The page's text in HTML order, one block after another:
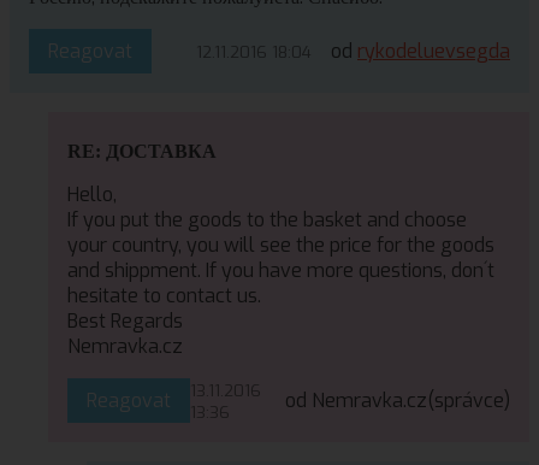
Reagovat 12.11.2016 18:04 od rykodeluevsegda
RE: ДОСТАВКА
Hello,
If you put the goods to the basket and choose
your country, you will see the price for the goods
and shippment. If you have more questions, don´t
hesitate to contact us.
Best Regards
Nemravka.cz
Reagovat
13.11.2016
13:36
od Nemravka.cz(správce)